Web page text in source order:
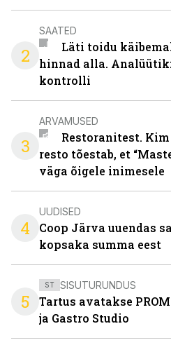
2
SAATED
Läti toidu
hinnad alla.
kontrolli
3
ARVAMUSED
Restoranitest.
resto tõestab, et
väga õigele inimesele
4
UUDISED
Coop Järva uuendas
kopsaka summa eest
5
ST SISUTURUNDUS
Tartus avatakse
ja Gastro Studio